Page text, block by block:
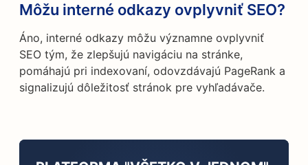
Môžu interné odkazy ovplyvniť SEO?
Áno, interné odkazy môžu významne ovplyvniť
SEO tým, že zlepšujú navigáciu na stránke,
pomáhajú pri indexovaní, odovzdávajú PageRank a
signalizujú dôležitosť stránok pre vyhľadávače.